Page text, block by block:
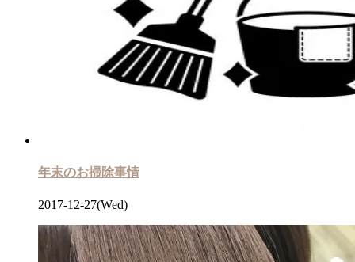
年末のお掃除事情
2017-12-27(Wed)